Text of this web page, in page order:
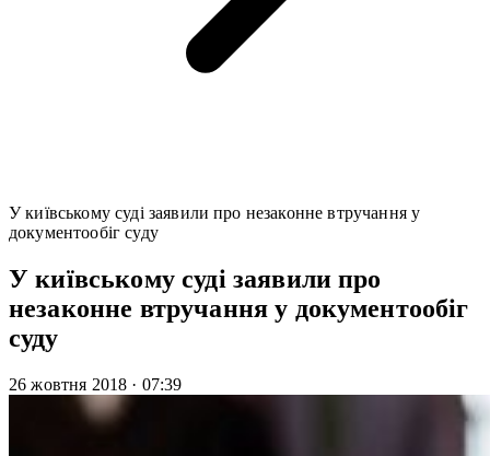
У київському суді заявили про незаконне втручання у
документообіг суду
У київському суді заявили про
незаконне втручання у документообіг
суду
26 жовтня 2018 · 07:39